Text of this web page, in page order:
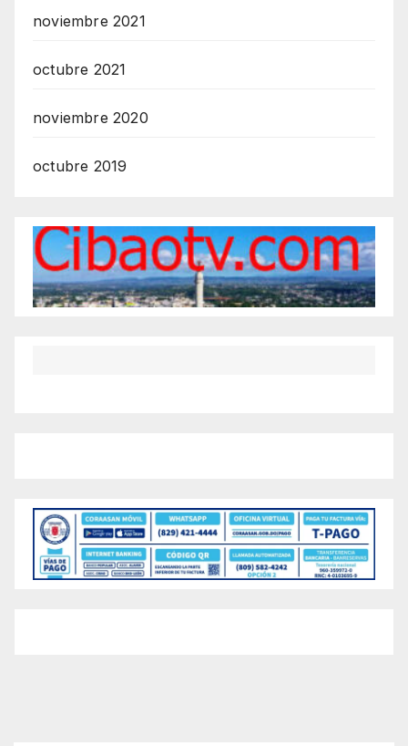
noviembre 2021
octubre 2021
noviembre 2020
octubre 2019